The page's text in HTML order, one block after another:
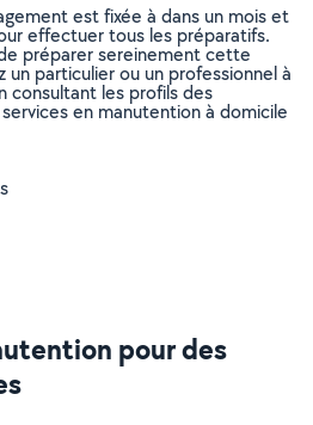
est fixée à dans un mois et
effectuer tous les préparatifs.
préparer sereinement cette
un particulier ou un professionnel à
consultant les profils des
en manutention à domicile
pour des